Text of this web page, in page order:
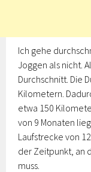
Ich gehe
Joggen als nicht.
Durchschnitt. Die
Kilometern.
etwa 150
von 9 Monaten
Laufstrecke von
der Zeitpunkt, an
muss.